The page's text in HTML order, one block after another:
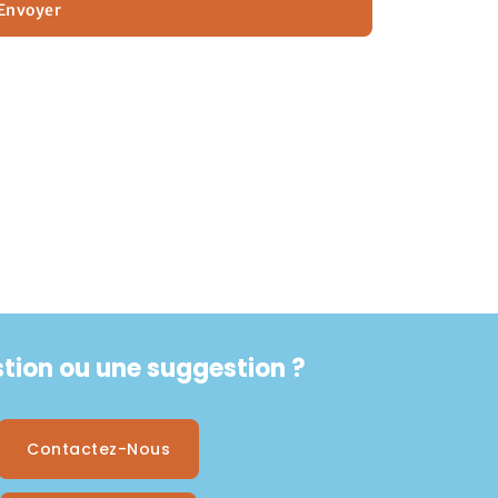
ou une suggestion ?
Contactez-Nous